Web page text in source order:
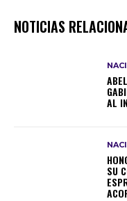
NOTICIAS
AL
SU